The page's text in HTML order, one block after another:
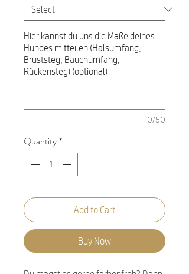
Hier kannst du uns die Maße deines
Hundes mitteilen (Halsumfang,
Bruststeg, Bauchumfang,
Rückensteg) (optional)
0/50
Quantity*
Add to Cart
Buy Now